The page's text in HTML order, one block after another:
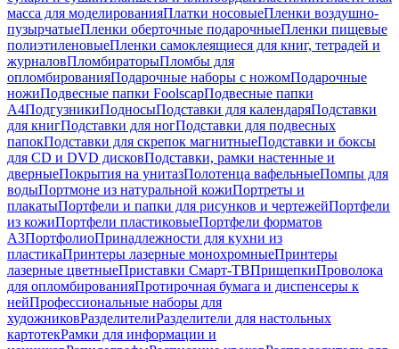
масса для моделированияПлатки носовыеПленки воздушно-
пузырчатыеПленки оберточные подарочныеПленки пищевые
полиэтиленовыеПленки самоклеящиеся для книг, тетрадей и
журналовПломбираторыПломбы для
опломбированияПодарочные наборы с ножомПодарочные
ножиПодвесные папки FoolscapПодвесные папки
А4ПодгузникиПодносыПодставки для календаряПодставки
для книгПодставки для ногПодставки для подвесных
папокПодставки для скрепок магнитныеПодставки и боксы
для CD и DVD дисковПодставки, рамки настенные и
дверныеПокрытия на унитазПолотенца вафельныеПомпы для
водыПортмоне из натуральной кожиПортреты и
плакатыПортфели и папки для рисунков и чертежейПортфели
из кожиПортфели пластиковыеПортфели форматов
А3ПортфолиоПринадлежности для кухни из
пластикаПринтеры лазерные монохромныеПринтеры
лазерные цветныеПриставки Смарт-ТВПрищепкиПроволока
для опломбированияПротирочная бумага и диспенсеры к
нейПрофессиональные наборы для
художниковРазделителиРазделители для настольных
картотекРамки для информации и